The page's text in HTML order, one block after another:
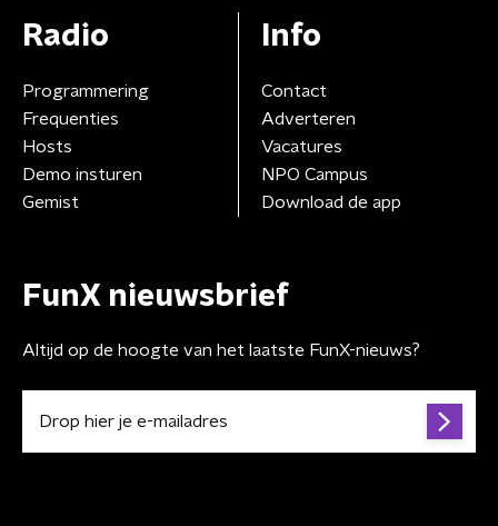
Radio
Programmering
Frequenties
Hosts
Demo insturen
Gemist
Info
Contact
Adverteren
Vacatures
NPO Campus
Download de app
FunX nieuwsbrief
Altijd op de hoogte van het laatste FunX-nieuws?